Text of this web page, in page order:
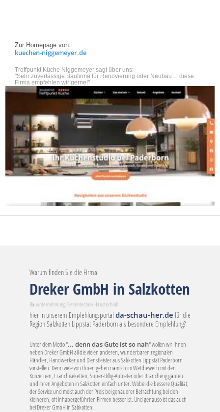
Zur Homepage von:
kuechen-niggemeyer.de
Treffpunkt Küche Niggemeyer sagt über uns:
"Sehr zuverlässige Baufirma für Renovierung oder Neubau ... diese
Firma empfehlen wir gerne!"
Warum finden Sie die Firma
Dreker GmbH in Salzkotten
Bauunternehmung Fliesentechnik Haustechnik
hier in unserem Empfehlungsportalda-schau-her.defür die
Region Salzkotten Lippstat Paderborn als besondere Empfehlung?
Unter dem Motto "... denn das Gute ist so nah" wollen wir Ihnen
neben Dreker GmbH all die vielen anderen, wunderbaren regionalen
Händler, Handwerker und Dienstleister aus Salzkotten Lippstat Paderborn
vorstellen. Denn viele von Ihnen gehen nämlich im Wettbewerb mit den
Konzernen, Franchiseketten, Super-Billig-Anbieter oder Branchengiganten
und ihren Angeboten in Salzkotten einfach unter. Wobei die bessere Qualität,
der Service und meist auch der Preis bei genauerer Betrachtung bei den
kleineren, oft inhabergeführten Firmen besser ist. Und genauso ist das auch
bei Dreker GmbH in Salzkotten .